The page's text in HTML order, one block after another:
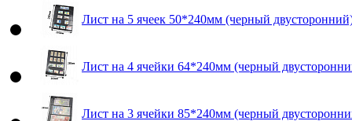
Лист на 5 ячеек 50*240мм (черный
Лист на 4 ячейки 64*240мм (черный
Лист на 3 ячейки 85*240мм (черный